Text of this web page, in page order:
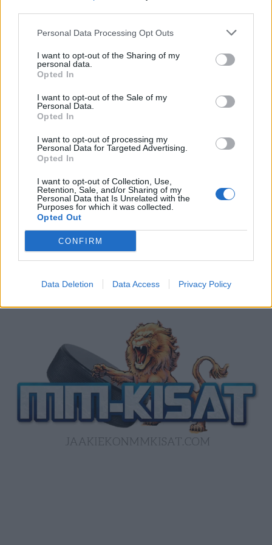
Personal Data Processing Opt Outs
I want to opt-out of the Sharing of my
personal data.
Opted In
I want to opt-out of the Sale of my
Personal Data.
Opted In
I want to opt-out of processing my
Personal Data for Targeted Advertising.
Opted In
I want to opt-out of Collection, Use,
Retention, Sale, and/or Sharing of my
Personal Data that Is Unrelated with the
Purposes for which it was collected.
Opted Out
CONFIRM
Data Deletion Data Access Privacy Policy
kaatoon
LIITTYVÄT ARTIKKELIT
MM-kullasta käytiin armoton vääntö –
Leijonat voitti maailmanmestaruuden
jatkoajalla
Norja kaatoi Kanadan jatkoajalla ja voitti
ensimmäisen MM-mitalinsa